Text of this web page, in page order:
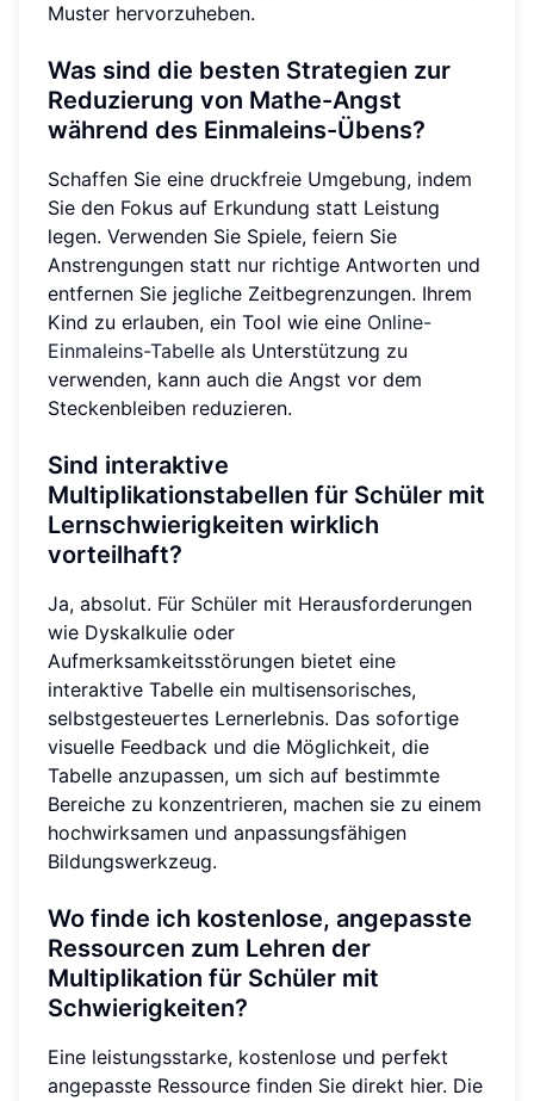
Muster hervorzuheben.
Was sind die besten Strategien zur
Reduzierung von Mathe-Angst
während des Einmaleins-Übens?
Schaffen Sie eine druckfreie Umgebung, indem
Sie den Fokus auf Erkundung statt Leistung
legen. Verwenden Sie Spiele, feiern Sie
Anstrengungen statt nur richtige Antworten und
entfernen Sie jegliche Zeitbegrenzungen. Ihrem
Kind zu erlauben, ein Tool wie eine Online-
Einmaleins-Tabelle als Unterstützung zu
verwenden, kann auch die Angst vor dem
Steckenbleiben reduzieren.
Sind interaktive
Multiplikationstabellen für Schüler mit
Lernschwierigkeiten wirklich
vorteilhaft?
Ja, absolut. Für Schüler mit Herausforderungen
wie Dyskalkulie oder
Aufmerksamkeitsstörungen bietet eine
interaktive Tabelle ein multisensorisches,
selbstgesteuertes Lernerlebnis. Das sofortige
visuelle Feedback und die Möglichkeit, die
Tabelle anzupassen, um sich auf bestimmte
Bereiche zu konzentrieren, machen sie zu einem
hochwirksamen und anpassungsfähigen
Bildungswerkzeug.
Wo finde ich kostenlose, angepasste
Ressourcen zum Lehren der
Multiplikation für Schüler mit
Schwierigkeiten?
Eine leistungsstarke, kostenlose und perfekt
angepasste Ressource finden Sie direkt hier. Die